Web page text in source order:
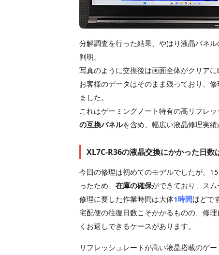
分解調査を行った結果、やはり液晶パネル
判明。
写真のように交換後は画面全体がクリア
お客様のデータはそのまま残っており、
ました。
これはゲーミングノート特有の高リフレ
の互換パネルを含め、幅広い液晶修理実績
XL7C-R36の液晶交換にかかった日数
今回の修理は初めてのモデルでしたが、
ったため、 在庫の確保ができており、スム
修理に要した作業時間は大体1時間ほどで
宅配便の往復日数こそかかるものの、修
くお返しできるケースがあります。
リフレッシュレートが高い液晶搭載のゲ